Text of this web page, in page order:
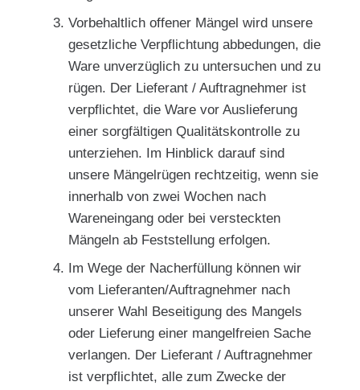
Vorbehaltlich offener Mängel wird unsere
gesetzliche Verpflichtung abbedungen, die
Ware unverzüglich zu untersuchen und zu
rügen. Der Lieferant / Auftragnehmer ist
verpflichtet, die Ware vor Auslieferung
einer sorgfältigen Qualitätskontrolle zu
unterziehen. Im Hinblick darauf sind
unsere Mängelrügen rechtzeitig, wenn sie
innerhalb von zwei Wochen nach
Wareneingang oder bei versteckten
Mängeln ab Feststellung erfolgen.
Im Wege der Nacherfüllung können wir
vom Lieferanten/Auftragnehmer nach
unserer Wahl Beseitigung des Mangels
oder Lieferung einer mangelfreien Sache
verlangen. Der Lieferant / Auftragnehmer
ist verpflichtet, alle zum Zwecke der